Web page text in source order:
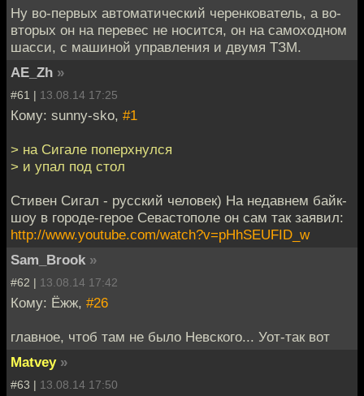
Ну во-первых автоматический черенкователь, а во-
вторых он на перевес не носится, он на самоходном
шасси, с машиной управления и двумя ТЗМ.
AE_Zh »
#61 | 13.08.14 17:25
Кому: sunny-sko, #1
> на Сигале поперхнулся
> и упал под стол
Стивен Сигал - русский человек) На недавнем байк-
шоу в городе-герое Севастополе он сам так заявил:
http://www.youtube.com/watch?v=pHhSEUFID_w
Sam_Brook »
#62 | 13.08.14 17:42
Кому: Ёжж, #26
главное, чтоб там не было Невского... Уот-так вот
Matvey »
#63 | 13.08.14 17:50